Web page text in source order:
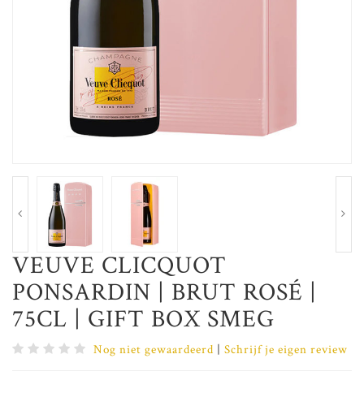
VEUVE CLICQUOT
PONSARDIN | BRUT ROSÉ |
75CL | GIFT BOX SMEG
Nog niet gewaardeerd | Schrijf je eigen review